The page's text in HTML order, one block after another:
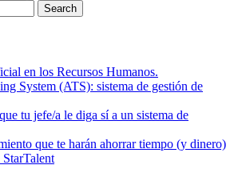
en los Recursos Humanos.
System (ATS): sistema de gestión de
tu jefe/a le diga sí a un sistema de
que te harán ahorrar tiempo (y dinero)